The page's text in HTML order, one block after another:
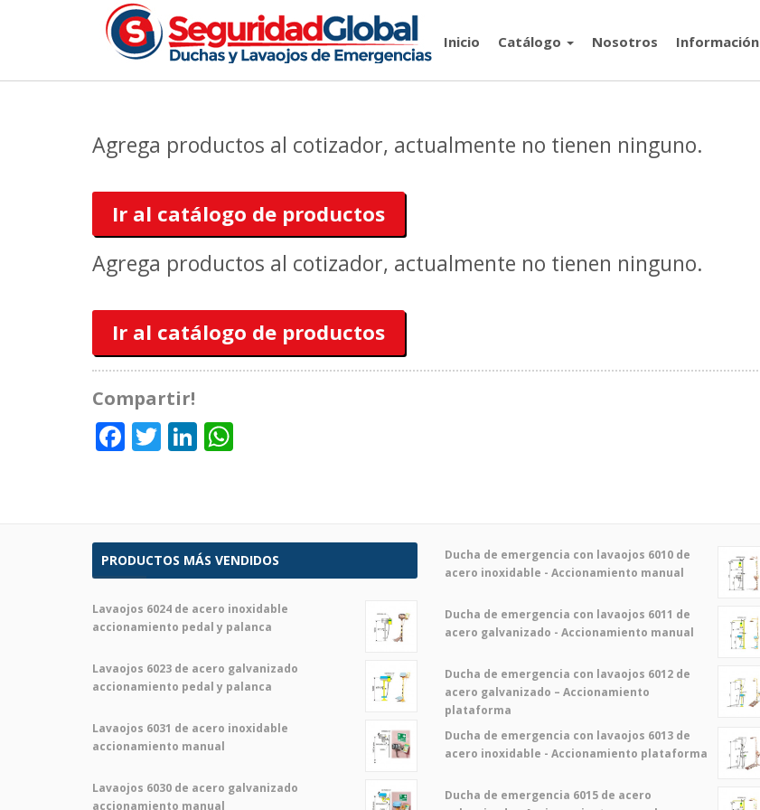
Inicio Catálogo Nosotros Información
Agrega productos al cotizador, actualmente no tienen ninguno.
Ir al catálogo de productos
Agrega productos al cotizador, actualmente no tienen ninguno.
Ir al catálogo de productos
Compartir!
Facebook
TwitterLinkedIn
PRODUCTOS MÁS VENDIDOS
Lavaojos 6024 de acero inoxidable
accionamiento pedal y palanca
Lavaojos 6023 de acero galvanizado
accionamiento pedal y palanca
Lavaojos 6031 de acero inoxidable
accionamiento manual
Lavaojos 6030 de acero galvanizado
accionamiento manual
Ducha de emergencia con lavaojos 6010 de
acero inoxidable - Accionamiento manual
Ducha de emergencia con lavaojos 6011 de
acero galvanizado - Accionamiento manual
Ducha de emergencia con lavaojos 6012 de
acero galvanizado – Accionamiento
plataforma
Ducha de emergencia con lavaojos 6013 de
acero inoxidable - Accionamiento plataforma
Ducha de emergencia 6015 de acero